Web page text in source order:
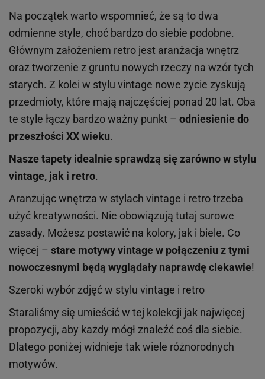
Na początek warto wspomnieć, że są to dwa
odmienne style, choć bardzo do siebie podobne.
Głównym założeniem retro jest aranżacja wnętrz
oraz tworzenie z gruntu nowych rzeczy na wzór tych
starych. Z kolei w stylu vintage nowe życie zyskują
przedmioty, które mają najczęściej ponad 20 lat. Oba
te style łączy bardzo ważny punkt – odniesienie do
przeszłości XX wieku.
Nasze tapety idealnie sprawdzą się zarówno w stylu
vintage, jak i retro.
Aranżując wnętrza w stylach vintage i retro trzeba
użyć kreatywności. Nie obowiązują tutaj surowe
zasady. Możesz postawić na kolory, jak i biele. Co
więcej – stare motywy vintage w połączeniu z tymi
nowoczesnymi będą wyglądały naprawdę ciekawie!
Szeroki wybór zdjęć w stylu vintage i retro
Staraliśmy się umieścić w tej kolekcji jak najwięcej
propozycji, aby każdy mógł znaleźć coś dla siebie.
Dlatego poniżej widnieje tak wiele różnorodnych
motywów.